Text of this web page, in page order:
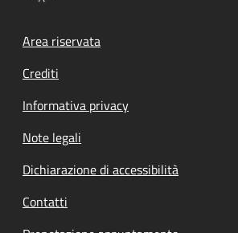
Footer menu
Area riservata
Crediti
Informativa privacy
Note legali
Dichiarazione di accessibilità
Contatti